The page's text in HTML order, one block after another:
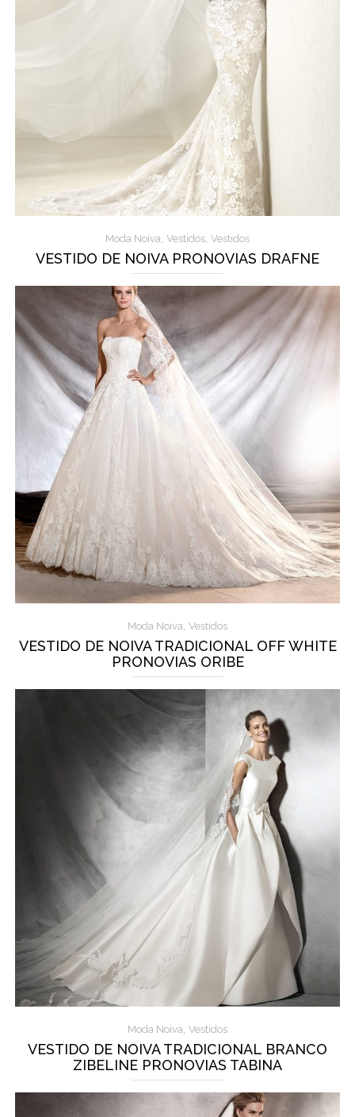
Moda Noiva, Vestidos, Vestidos
VESTIDO DE NOIVA PRONOVIAS DRAFNE
Moda Noiva, Vestidos
VESTIDO DE NOIVA TRADICIONAL OFF WHITE
PRONOVIAS ORIBE
Moda Noiva, Vestidos
VESTIDO DE NOIVA TRADICIONAL BRANCO
ZIBELINE PRONOVIAS TABINA